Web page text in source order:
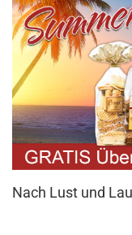
Nach Lust und